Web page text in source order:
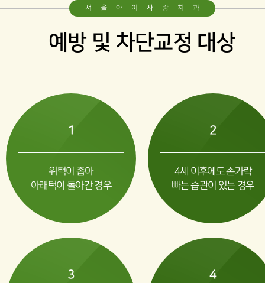
기본교육
영유아구강검진
예방치료
유치 레진
유치 보철
유치 세라믹크라운
서울아이사랑치과
예방 및 차단교정 대상
1
위턱이 좁아
아래턱이 돌아간 경우
2
4세 이후에도 손가락
빠는 습관이 있는 경우
3 4